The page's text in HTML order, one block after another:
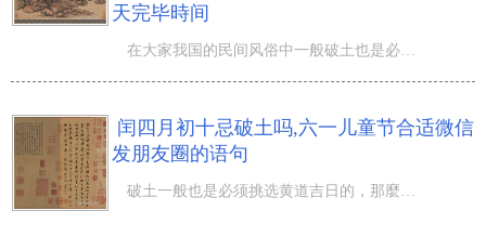
天完毕時间
在大家我国的民间风俗中一般破土也是必须挑选黄道吉日的哦，那麼头伏第一天五月二十六是动土吉日吗,三伏天
闰四月初十忌破土吗,六一儿童节合适微信
发朋友圈的语句
破土一般也是必须挑选黄道吉日的，那麼闰四月初十忌破土吗,六一儿童节合适微信发朋友圈的语句！夏初-凤凰花